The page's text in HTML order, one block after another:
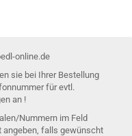
online.de
sie bei Ihrer Bestellung
für evtl.
an !
Nummern im Feld
angeben, falls gewünscht